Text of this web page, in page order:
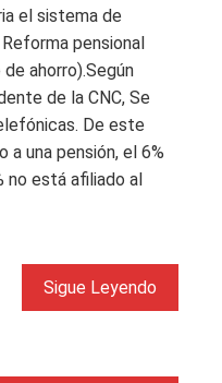
el sistema de
pensional
ahorro).Según
de la CNC, Se
De este
una pensión, el 6%
no está afiliado al
Sigue Leyendo